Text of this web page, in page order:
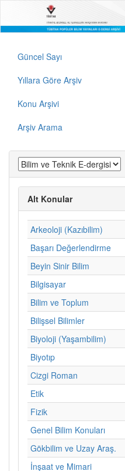
Güncel Sayı
Yıllara Göre Arşiv
Konu Arşivi
Arşiv Arama
Alt Konular
Arkeoloji (Kazıbilim)
Başarı Değerlendirme
Beyin Sinir Bilim
Bilgisayar
Bilim ve Toplum
Bilişsel Bilimler
Biyoloji (Yaşambilim)
Biyotıp
Cizgi Roman
Etik
Fizik
Genel Bilim Konuları
Gökbilim ve Uzay Araş.
İnşaat ve Mimari